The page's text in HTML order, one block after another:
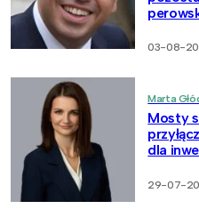
03-08-
Marta
Mosty
dla
29-07-